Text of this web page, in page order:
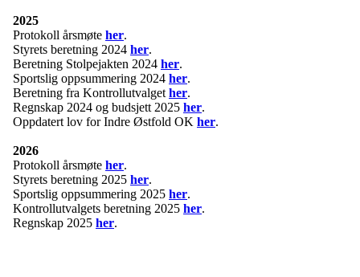
2025
Protokoll årsmøte her.
Styrets beretning 2024 her.
Beretning Stolpejakten 2024 her.
Sportslig oppsummering 2024 her.
Beretning fra Kontrollutvalget her.
Regnskap 2024 og budsjett 2025 her.
Oppdatert lov for Indre Østfold OK her.
2026
Protokoll årsmøte her.
Styrets beretning 2025 her.
Sportslig oppsummering 2025 her.
Kontrollutvalgets beretning 2025 her.
Regnskap 2025 her.